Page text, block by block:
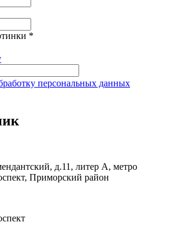
*
персональных данных
д.11, литер А, метро
Приморский район